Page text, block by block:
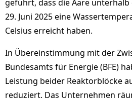
geführt, dass die Aare unterhalb
29. Juni 2025 eine
Celsius erreicht haben.
In Übereinstimmung mit der
Bundesamts für Energie (BFE)
Leistung beider Reaktorblöcke
reduziert. Das Unternehmen